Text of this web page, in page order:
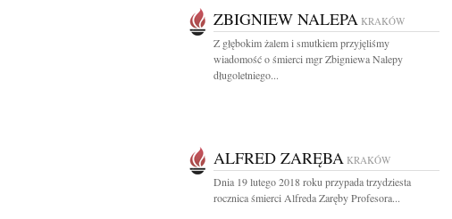
ZBIGNIEW NALEPA KRAKÓW
Z głębokim żalem i smutkiem przyjęliśmy
wiadomość o śmierci mgr Zbigniewa Nalepy
długoletniego...
ALFRED ZARĘBA KRAKÓW
Dnia 19 lutego 2018 roku przypada trzydziesta
rocznica śmierci Alfreda Zaręby Profesora...